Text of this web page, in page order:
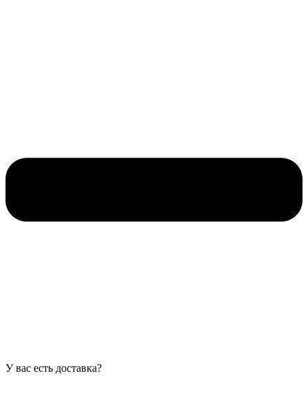
У вас есть доставка?